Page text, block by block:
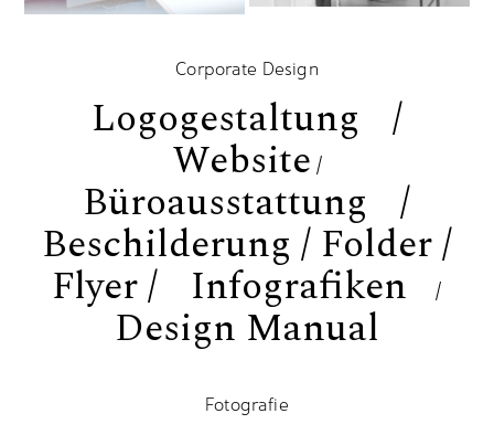
Corporate Design
Logogestaltung /
Website /
Büroausstattung /
Beschilderung / Folder /
Flyer / Infografiken /
Design Manual
Fotografie